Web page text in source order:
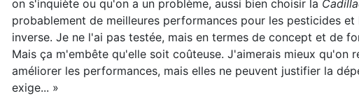
on s'inquiète ou qu'on a un problème, aussi bien choisir la
probablement de meilleures performances pour les pesticides
inverse. Je ne l'ai pas testée, mais en termes de concept et de
Mais ça m'embête qu'elle soit coûteuse. J'aimerais mieux qu'on
améliorer les performances, mais elles ne peuvent justifier la
exige... »